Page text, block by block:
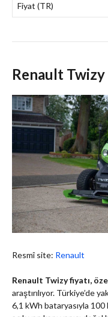
Fiyat (TR)
Renault
Resmî site: Renault
Renault Twizy fiyatı,
araştırılıyor. Türkiye’de
6,1 kWh bataryasıyla